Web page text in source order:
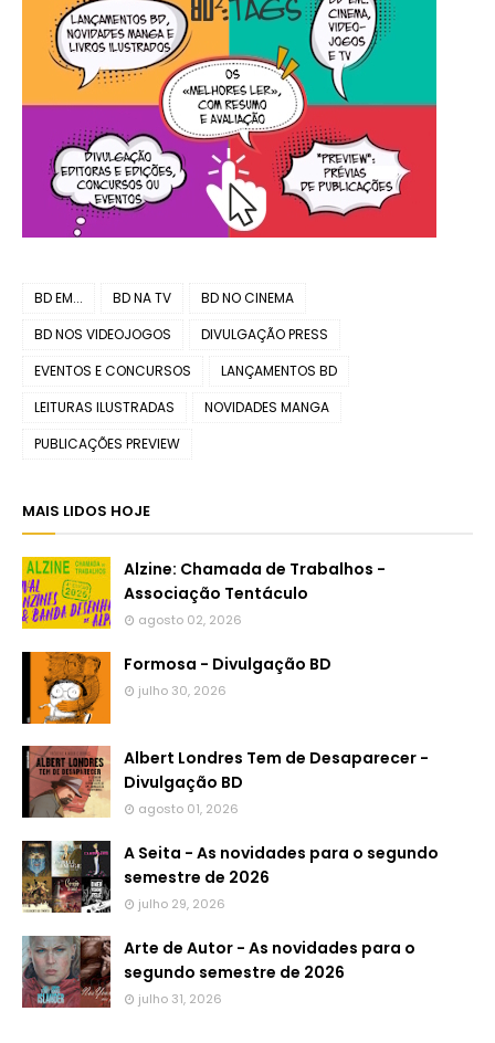
BD EM... BD NA TV
BD NO CINEMA
BD NOS VIDEOJOGOS
DIVULGAÇÃO PRESS
EVENTOS E CONCURSOS
LANÇAMENTOS BD
LEITURAS ILUSTRADAS
NOVIDADES MANGA
PUBLICAÇÕES PREVIEW
MAIS LIDOS HOJE
Alzine: Chamada de Trabalhos -
Associação Tentáculo
agosto 02, 2026
Formosa - Divulgação BD
julho 30, 2026
Albert Londres Tem de Desaparecer -
Divulgação BD
agosto 01, 2026
A Seita - As novidades para o segundo
semestre de 2026
julho 29, 2026
Arte de Autor - As novidades para o
segundo semestre de 2026
julho 31, 2026